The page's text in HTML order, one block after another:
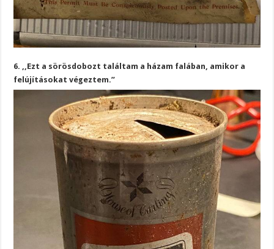
6. ,,Ezt a sörösdobozt találtam a házam falában, amikor a
felújításokat végeztem.”